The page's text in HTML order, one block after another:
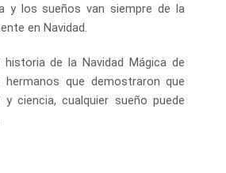
y los sueños van siempre de la
en Navidad.
de la Navidad Mágica de
que demostraron que
y ciencia, cualquier sueño puede